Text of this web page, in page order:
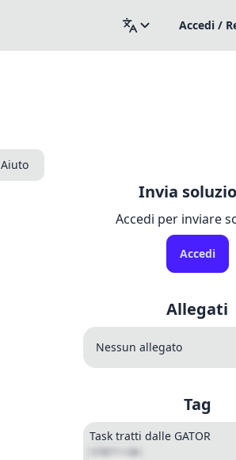
Accedi /
Aiuto
Invia
Accedi per inviare
Accedi
Allegati
Nessun allegato
Tag
Task tratti dalle GATOR
57871136